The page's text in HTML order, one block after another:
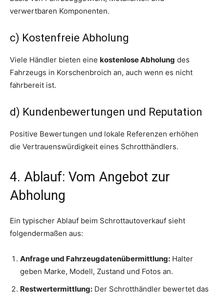
verwertbaren Komponenten.
c) Kostenfreie Abholung
Viele Händler bieten eine kostenlose Abholung des
Fahrzeugs in Korschenbroich an, auch wenn es nicht
fahrbereit ist.
d) Kundenbewertungen und Reputation
Positive Bewertungen und lokale Referenzen erhöhen
die Vertrauenswürdigkeit eines Schrotthändlers.
4. Ablauf: Vom Angebot zur
Abholung
Ein typischer Ablauf beim Schrottautoverkauf sieht
folgendermaßen aus:
Anfrage und Fahrzeugdatenübermittlung: Halter
geben Marke, Modell, Zustand und Fotos an.
Restwertermittlung: Der Schrotthändler bewertet das